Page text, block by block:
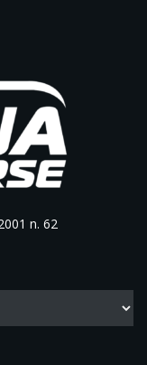
n. 62